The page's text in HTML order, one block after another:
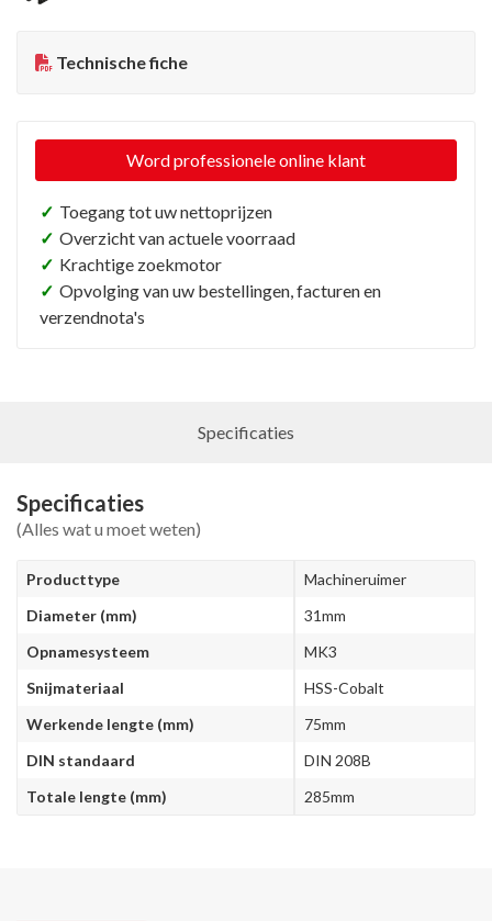
Technische fiche
Word professionele online klant
✓ Toegang tot uw nettoprijzen
✓ Overzicht van actuele voorraad
✓ Krachtige zoekmotor
✓ Opvolging van uw bestellingen, facturen en
verzendnota's
Specificaties
Specificaties
(Alles wat u moet weten)
Producttype
Machineruimer
Diameter (mm)
31mm
Opnamesysteem
MK3
Snijmateriaal
HSS-Cobalt
Werkende lengte (mm)
75mm
DIN standaard
DIN 208B
Totale lengte (mm)
285mm